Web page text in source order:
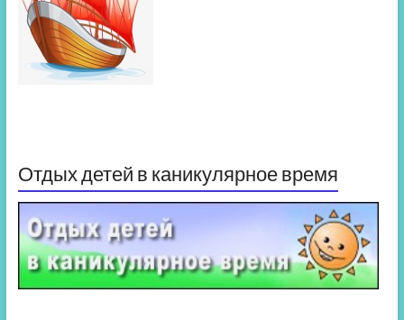
Отдых детей в каникулярное время